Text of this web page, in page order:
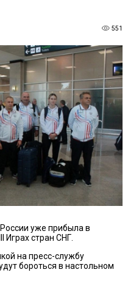
551
уже прибыла в
Играх стран СНГ.
на пресс-службу
бороться в настольном